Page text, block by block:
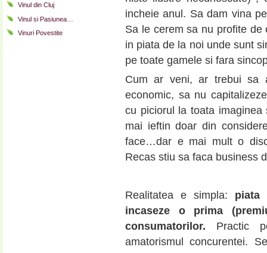
Vinul din Cluj
Vinul si Pasiunea…
Vinuri Povestite
incheie anul. Sa dam vina
Sa le cerem sa nu profite
in piata de la noi unde sunt
pe toate gamele si fara
Cum ar veni, ar trebui sa
economic, sa nu
cu piciorul la toata
mai ieftin doar din
face…dar e mai mult o
Recas stiu sa faca business
Realitatea e simpla: piata
incaseze o prima
consumatorilor. Practic
amatorismul concurentei.